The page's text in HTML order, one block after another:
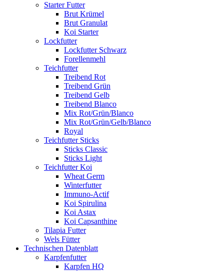
Starter Futter
Brut Krümel
Brut Granulat
Koi Starter
Lockfutter
Lockfutter Schwarz
Forellenmehl
Teichfutter
Treibend Rot
Treibend Grün
Treibend Gelb
Treibend Blanco
Mix Rot/Grün/Blanco
Mix Rot/Grün/Gelb/Blanco
Royal
Teichfutter Sticks
Sticks Classic
Sticks Light
Teichfutter Koi
Wheat Germ
Winterfutter
Immuno-Actif
Koi Spirulina
Koi Astax
Koi Capsanthine
Tilapia Futter
Wels Fütter
Technischen Datenblatt
Karpfenfutter
Karpfen HQ